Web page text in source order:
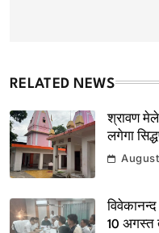
RELATED NEWS
श्रावण
लगेगा
10